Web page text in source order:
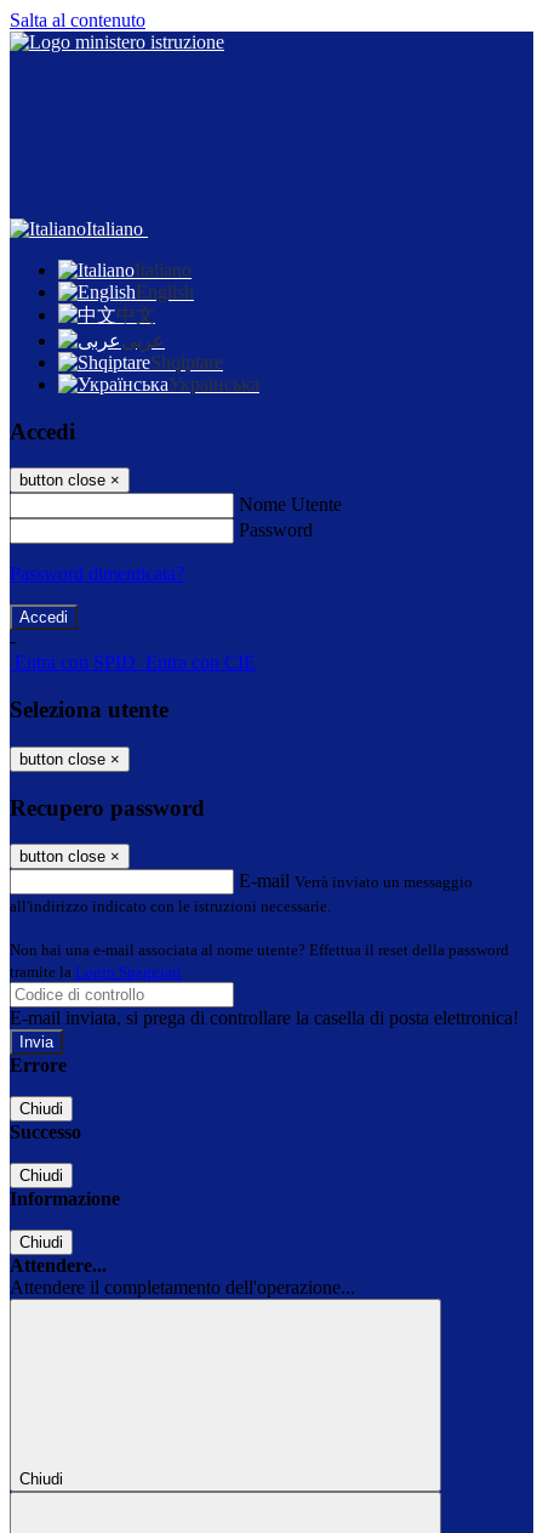
Salta al contenuto
Italiano
Italiano
English
中文
عربى
Shqiptare
Українська
Accedi
button close ×
Nome Utente
Password
Password dimenticata?
-
Entra con SPID Entra con CIE
Seleziona utente
button close ×
Recupero password
button close ×
E-mail Verrà inviato un messaggio
all'indirizzo indicato con le istruzioni necessarie.
Non hai una e-mail associata al nome utente? Effettua il reset della password
tramite la Login Spaggiari
E-mail inviata, si prega di controllare la casella di posta elettronica!
Errore
Chiudi
Successo
Chiudi
Informazione
Chiudi
Attendere...
Attendere il completamento dell'operazione...
Chiudi